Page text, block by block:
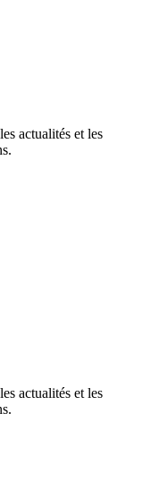
actualités et les
actualités et les